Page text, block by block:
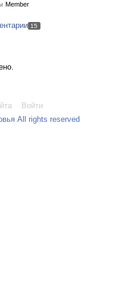
Member
15
Войти
All rights reserved